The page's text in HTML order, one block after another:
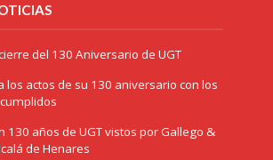
del 130 Aniversario de UGT
los actos de su 130 aniversario con los
130 años de UGT vistos por Gallego &
de Henares